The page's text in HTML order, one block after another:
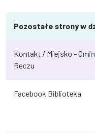
Pozostałe strony w
Kontakt / Miejsko -
Reczu
Facebook Biblioteka